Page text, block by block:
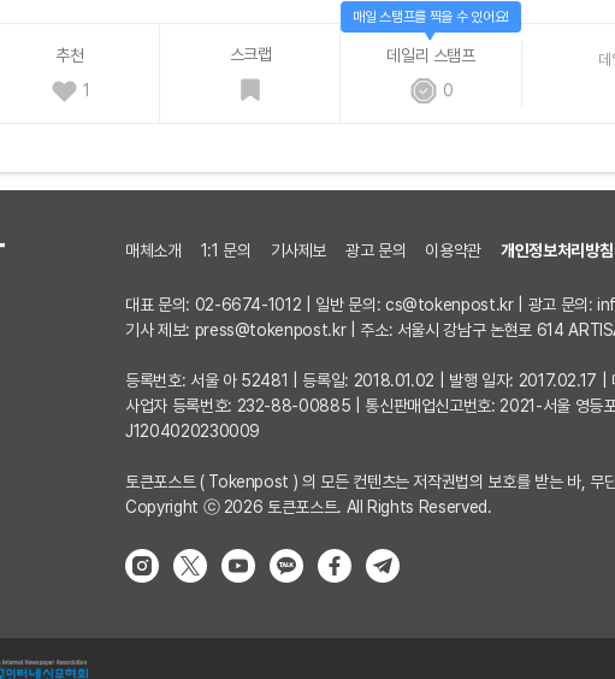
추천
1
스크랩
데일리 스탬프
0
매일 스탬프를 찍을 수 있어요!
데
매체소개 1:1 문의 기사제보 광고 문의 이용약관 개인정보처리방침
대표 문의: 02-6674-1012 | 일반 문의: cs@tokenpost.kr| 광고 문의:
기사 제보: press@tokenpost.kr| 주소: 서울시 강남구 논현로 614
등록번호: 서울 아 52481 | 등록일: 2018.01.02 | 발행 일자: 2017.02.17 |
사업자 등록번호: 232-88-00885 | 통신판매업신고번호: 2021-서울 영등
J1204020230009
토큰포스트 ( Tokenpost ) 의 모든 컨텐츠는 저작권법의 보호를 받는 바, 무
Copyright ⓒ 2026 토큰포스트. All Rights Reserved.